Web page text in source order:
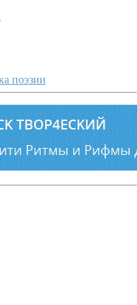
поэзии